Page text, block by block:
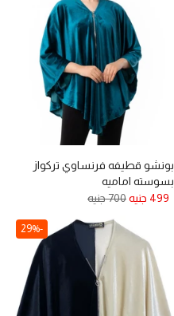
بونشو قطيفه فرنساوي تركواز
بسوسته اماميه
499 جنيه
700 جنيه
-29%